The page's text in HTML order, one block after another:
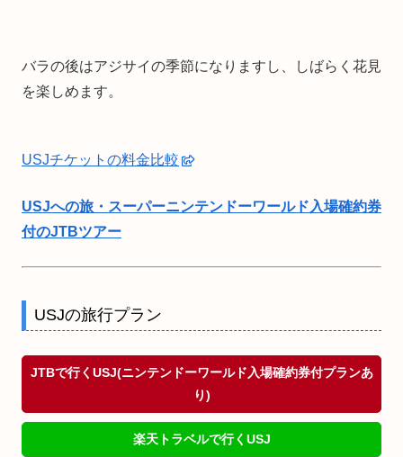
バラの後はアジサイの季節になりますし、しばらく花見
を楽しめます。
USJチケットの料金比較
USJへの旅・スーパーニンテンドーワールド入場確約券
付のJTBツアー
USJの旅行プラン
JTBで行くUSJ(ニンテンドーワールド入場確約券付プランあ
り)
楽天トラベルで行くUSJ